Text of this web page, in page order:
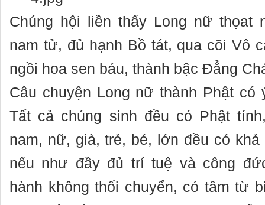
Chúng hội liền thấy Long nữ thọat
nam tử, đủ hạnh Bồ tát, qua cõi Vô
ngồi hoa sen báu, thành bậc Đẳng
Câu chuyện Long nữ thành Phật có
Tất cả chúng sinh đều có Phật
nam, nữ, già, trẻ, bé, lớn đều có khả
nếu như đầy đủ trí tuệ và công
hành không thối chuyển, có tâm từ